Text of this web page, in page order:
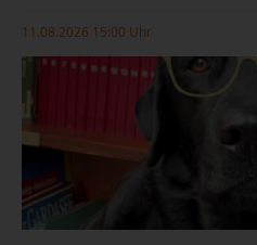
11.08.2026 15:00 Uhr